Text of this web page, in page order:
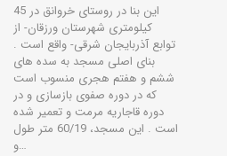
این بنا در روستای خروانق در 45
کیلومتری شهرستان ورزقان- از
توابع آذربایجان شرقی- واقع است .
بنای اصلی مسجد به سده های
ششم و هفتم هجری منسوب است
که در دوره صفوی بازسازی و در
دوره قاجاریه مرمت و تعمیر شده
است . این مسجد، 60/19 متر طول
و…